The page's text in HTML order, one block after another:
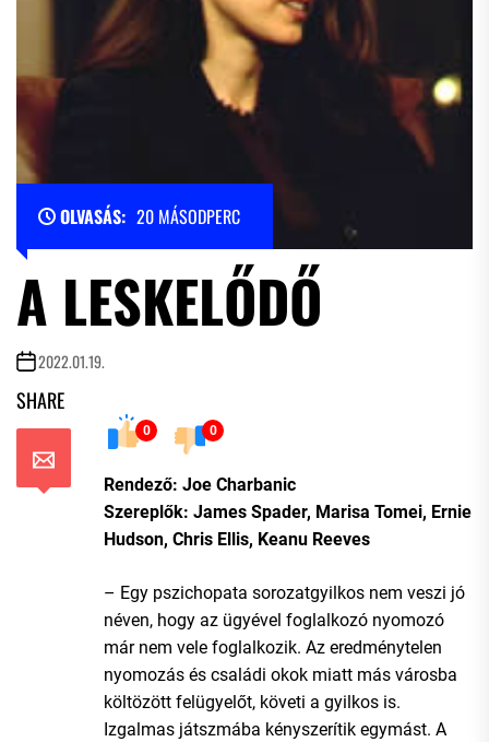
OLVASÁS: 20 MÁSODPERC
A LESKELŐDŐ
2022.01.19.
SHARE
0 0
Rendező: Joe Charbanic
Szereplők: James Spader, Marisa Tomei, Ernie
Hudson, Chris Ellis, Keanu Reeves
– Egy pszichopata sorozatgyilkos nem veszi jó
néven, hogy az ügyével foglalkozó nyomozó
már nem vele foglalkozik. Az eredménytelen
nyomozás és családi okok miatt más városba
költözött felügyelőt, követi a gyilkos is.
Izgalmas játszmába kényszerítik egymást. A